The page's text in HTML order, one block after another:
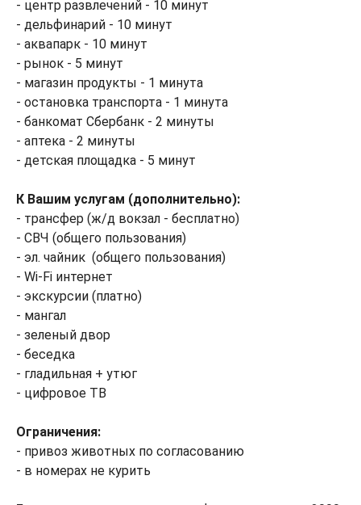
- центр развлечений - 10 минут
- дельфинарий - 10 минут
- аквапарк - 10 минут
- рынок - 5 минут
- магазин продукты - 1 минута
- остановка транспорта - 1 минута
- банкомат Сбербанк - 2 минуты
- аптека - 2 минуты
- детская площадка - 5 минут
К Вашим услугам (дополнительно):
- трансфер (ж/д вокзал - бесплатно)
- СВЧ (общего пользования)
- эл. чайник (общего пользования)
- Wi-Fi интернет
- экскурсии (платно)
- мангал
- зеленый двор
- беседка
- гладильная + утюг
- цифровое ТВ
Ограничения:
- привоз животных по согласованию
- в номерах не курить